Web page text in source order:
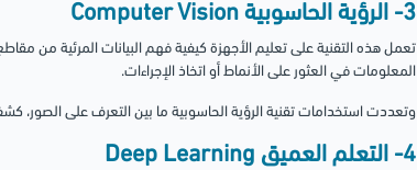
3- الرؤية الحاسوبية Computer Vision
تعمل هذه التقنية على تعليم الأجهزة كيفية فهم البيانات المرئية من
المعلومات في العثور على الأنماط أو اتخاذ الإجراءات.
وتعددت استخدامات تقنية الرؤية الحاسوبية ما بين التعرف على الصور،
4- التعلم العميق Deep Learning